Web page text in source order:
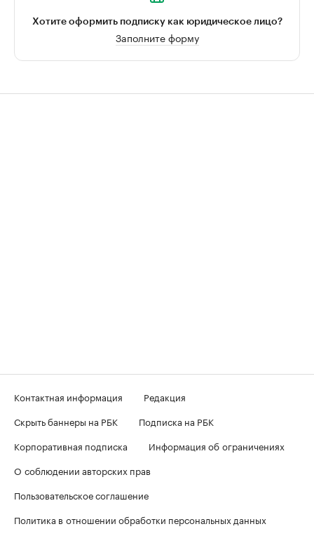
Хотите оформить подписку как юридическое лицо?
Заполните форму
Контактная информация
Редакция
Скрыть баннеры на РБК
Подписка на РБК
Корпоративная подписка
Информация об ограничениях
О соблюдении авторских прав
Пользовательское соглашение
Политика в отношении обработки персональных данных